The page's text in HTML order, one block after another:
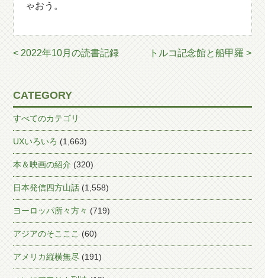
ゃおう。
< 2022年10月の読書記録 トルコ記念館と船甲羅 >
CATEGORY
すべてのカテゴリ
UXいろいろ (1,663)
本＆映画の紹介 (320)
日本発信四方山話 (1,558)
ヨーロッパ所々方々 (719)
アジアのそこここ (60)
アメリカ縦横無尽 (191)